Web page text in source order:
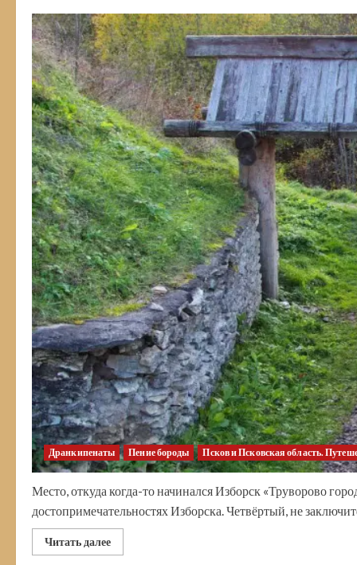
Дранкипенаты Пение бороды Псков и Псковская область.
Место, откуда когда-то начинался Изборск «Труворово
достопримечательностях Изборска. Четвёртый, не
Читать далееПрочитать
больше